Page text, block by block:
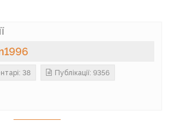
38 Публікації: 9356